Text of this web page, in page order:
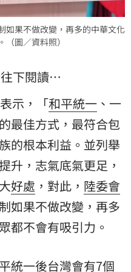
如果不做改變，再多的中華文化
圖／資料照）
下閱讀…
示，「和平統一 、一
最佳方式，最符合包
的根本利益。並列舉
升，志氣底氣更足，
好處 ，對此， 陸委會
如果不做改變，再多
都不會有吸引力。
統一後台灣會有7個